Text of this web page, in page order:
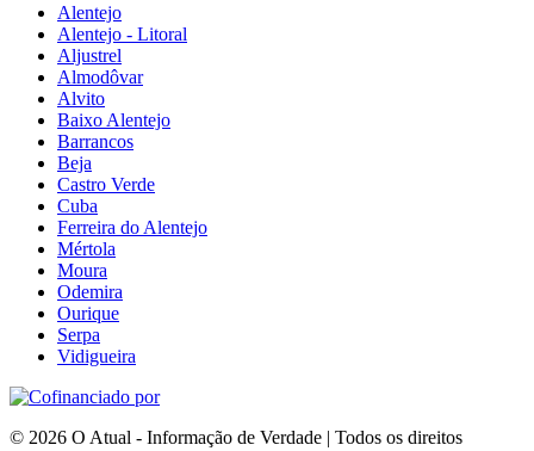
Alentejo
Alentejo - Litoral
Aljustrel
Almodôvar
Alvito
Baixo Alentejo
Barrancos
Beja
Castro Verde
Cuba
Ferreira do Alentejo
Mértola
Moura
Odemira
Ourique
Serpa
Vidigueira
© 2026 O Atual - Informação de Verdade | Todos os direitos